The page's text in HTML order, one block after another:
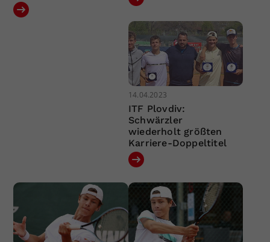
14.04.2023
ITF Plovdiv:
Schwärzler
wiederholt größten
Karriere-Doppeltitel